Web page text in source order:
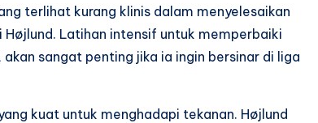
terlihat kurang klinis dalam menyelesaikan
Latihan intensif untuk memperbaiki
sangat penting jika ia ingin bersinar di liga
kuat untuk menghadapi tekanan. Højlund